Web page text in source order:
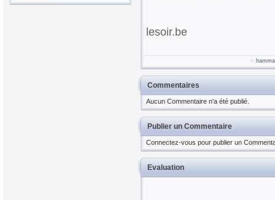
lesoir.be
Commentaires
Aucun Commentaire n'a été publié.
Publier un Commentaire
Connectez-vous pour publier un
Evaluation